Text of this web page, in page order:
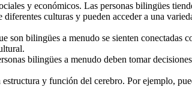
y económicos. Las personas bilingües
culturas y pueden acceder a una
bilingües a menudo se sienten conectadas
bilingües a menudo deben tomar
y función del cerebro. Por ejemplo,